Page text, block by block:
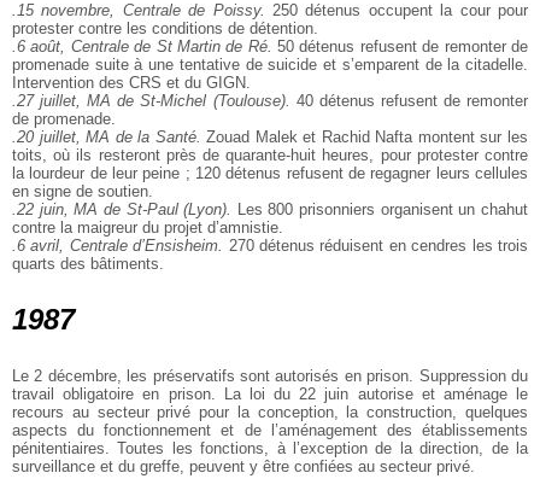
.15 novembre, Centrale de Poissy. 250 détenus occupent la cour pour
protester contre les conditions de détention.
.6 août, Centrale de St Martin de Ré. 50 détenus refusent de remonter de
promenade suite à une tentative de suicide et s’emparent de la citadelle.
Intervention des CRS et du GIGN.
.27 juillet, MA de St-Michel (Toulouse). 40 détenus refusent de remonter
de promenade.
.20 juillet, MA de la Santé. Zouad Malek et Rachid Nafta montent sur les
toits, où ils resteront près de quarante-huit heures, pour protester contre
la lourdeur de leur peine ; 120 détenus refusent de regagner leurs cellules
en signe de soutien.
.22 juin, MA de St-Paul (Lyon). Les 800 prisonniers organisent un chahut
contre la maigreur du projet d’amnistie.
.6 avril, Centrale d’Ensisheim. 270 détenus réduisent en cendres les trois
quarts des bâtiments.
1987
Le 2 décembre, les préservatifs sont autorisés en prison. Suppression du
travail obligatoire en prison. La loi du 22 juin autorise et aménage le
recours au secteur privé pour la conception, la construction, quelques
aspects du fonctionnement et de l’aménagement des établissements
pénitentiaires. Toutes les fonctions, à l’exception de la direction, de la
surveillance et du greffe, peuvent y être confiées au secteur privé.